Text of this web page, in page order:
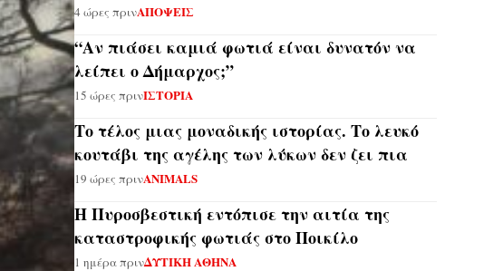
4 ώρες πρινΑΠΟΨΕΙΣ
“Αν πιάσει καμιά φωτιά είναι δυνατόν να
λείπει ο Δήμαρχος;”
15 ώρες πρινΙΣΤΟΡΙΑ
Το τέλος μιας μοναδικής ιστορίας. Το λευκό
κουτάβι της αγέλης των λύκων δεν ζει πια
19 ώρες πρινANIMALS
Η Πυροσβεστική εντόπισε την αιτία της
καταστροφικής φωτιάς στο Ποικίλο
1 ημέρα πρινΔΥΤΙΚΗ ΑΘΗΝΑ